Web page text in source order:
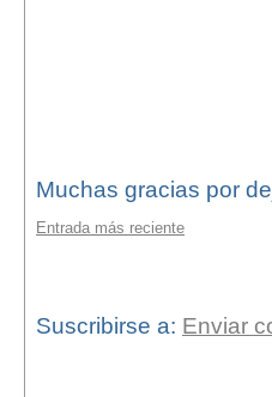
Muchas gracias por
Entrada más reciente
Suscribirse a: Enviar